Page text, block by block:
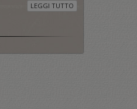
LEGGI TUTTO